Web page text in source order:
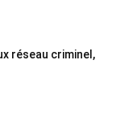
réseau criminel,